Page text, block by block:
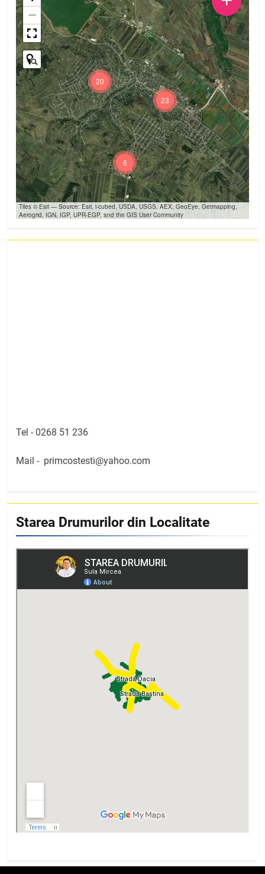
23
20
6
−
Tiles © Esri — Source: Esri, i-cubed, USDA, USGS, AEX, GeoEye, Getmapping,
Aerogrid, IGN, IGP, UPR-EGP, and the GIS User Community
Tel - 0268 51 236
Mail - primcostesti@yahoo.com
Starea Drumurilor din Localitate